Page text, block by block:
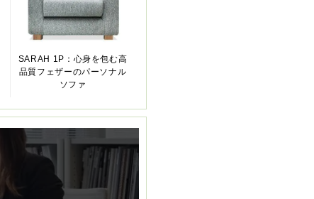
SARAH 1P：心身を包む高
品質フェザーのパーソナル
ソファ